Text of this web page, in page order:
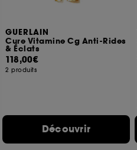
GUERLAIN
Cure Vitamine Cg Anti-Rides
& Éclats
118,00€
2 produits
Découvrir